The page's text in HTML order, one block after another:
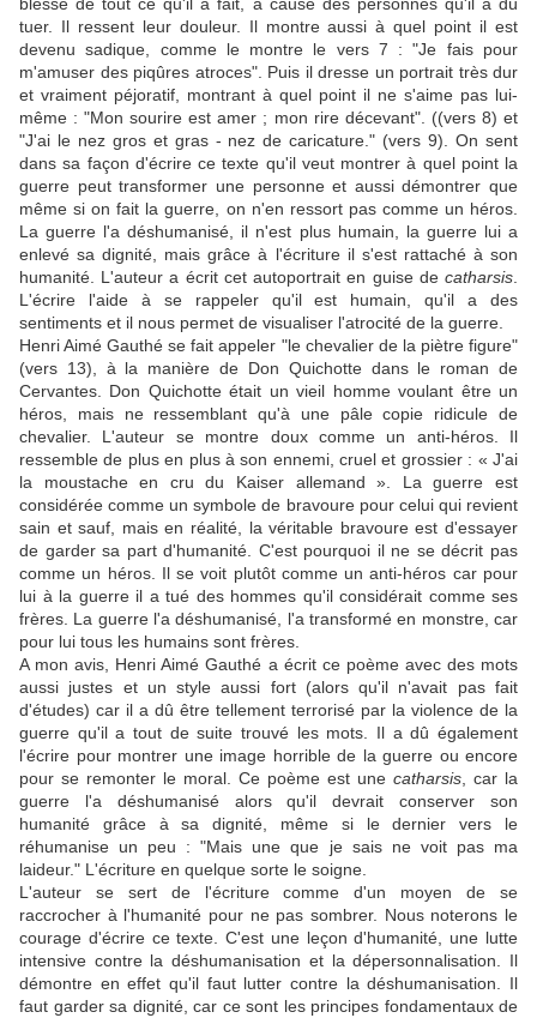
tuer. Il ressent leur douleur. Il montre aussi à quel point il est
devenu sadique, comme le montre le vers 7 : "Je fais pour
m'amuser des piqûres atroces". Puis il dresse un portrait très dur
et vraiment péjoratif, montrant à quel point il ne s'aime pas lui-
même : "Mon sourire est amer ; mon rire décevant". ((vers 8) et
"J'ai le nez gros et gras - nez de caricature." (vers 9). On sent
dans sa façon d'écrire ce texte qu'il veut montrer à quel point la
guerre peut transformer une personne et aussi démontrer que
même si on fait la guerre, on n'en ressort pas comme un héros.
La guerre l'a déshumanisé, il n'est plus humain, la guerre lui a
enlevé sa dignité, mais grâce à l'écriture il s'est rattaché à son
humanité. L'auteur a écrit cet autoportrait en guise de catharsis
L'écrire l'aide à se rappeler qu'il est humain, qu'il a des
sentiments et il nous permet de visualiser l'atrocité de la guerre.
Henri Aimé Gauthé se fait appeler "le chevalier de la piètre figure"
(vers 13), à la manière de Don Quichotte dans le roman de
Cervantes. Don Quichotte était un vieil homme voulant être un
héros, mais ne ressemblant qu'à une pâle copie ridicule de
chevalier. L'auteur se montre doux comme un anti-héros. Il
ressemble de plus en plus à son ennemi, cruel et grossier : « J'ai
la moustache en cru du Kaiser allemand ». La guerre est
considérée comme un symbole de bravoure pour celui qui revient
sain et sauf, mais en réalité, la véritable bravoure est d'essayer
de garder sa part d'humanité. C'est pourquoi il ne se décrit pas
comme un héros. Il se voit plutôt comme un anti-héros car pour
lui à la guerre il a tué des hommes qu'il considérait comme ses
frères. La guerre l'a déshumanisé, l'a transformé en monstre, car
pour lui tous les humains sont frères.
A mon avis, Henri Aimé Gauthé a écrit ce poème avec des mots
aussi justes et un style aussi fort (alors qu'il n'avait pas fait
d'études) car il a dû être tellement terrorisé par la violence de la
guerre qu'il a tout de suite trouvé les mots. Il a dû également
l'écrire pour montrer une image horrible de la guerre ou encore
pour se remonter le moral. Ce poème est une catharsis , car la
guerre l'a déshumanisé alors qu'il devrait conserver son
humanité grâce à sa dignité, même si le dernier vers le
réhumanise un peu : "Mais une que je sais ne voit pas ma
laideur." L'écriture en quelque sorte le soigne.
L'auteur se sert de l'écriture comme d'un moyen de se
raccrocher à l'humanité pour ne pas sombrer. Nous noterons le
courage d'écrire ce texte. C'est une leçon d'humanité, une lutte
intensive contre la déshumanisation et la dépersonnalisation. Il
démontre en effet qu'il faut lutter contre la déshumanisation. Il
faut garder sa dignité, car ce sont les principes fondamentaux de